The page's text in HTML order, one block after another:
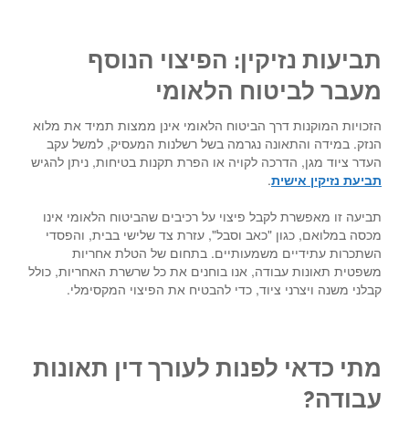
תביעות נזיקין: הפיצוי הנוסף
מעבר לביטוח הלאומי
הזכויות המוקנות דרך הביטוח הלאומי אינן ממצות תמיד את מלוא
הנזק. במידה והתאונה נגרמה בשל רשלנות המעסיק, למשל עקב
העדר ציוד מגן, הדרכה לקויה או הפרת תקנות בטיחות, ניתן להגיש
תביעת נזיקין אישית.
תביעה זו מאפשרת לקבל פיצוי על רכיבים שהביטוח הלאומי אינו
מכסה במלואם, כגון "כאב וסבל", עזרת צד שלישי בבית, והפסדי
השתכרות עתידיים משמעותיים. בתחום של הטלת אחריות
משפטית תאונות עבודה, אנו בוחנים את כל שרשרת האחריות, כולל
קבלני משנה ויצרני ציוד, כדי להבטיח את הפיצוי המקסימלי.
מתי כדאי לפנות לעורך דין תאונות
עבודה?